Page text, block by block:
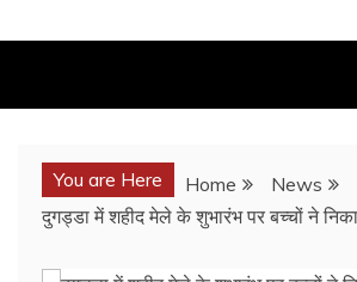
You are Here Home
News
दुगड्डा में शहीद मेले के शुभारंभ पर बच्चों ने